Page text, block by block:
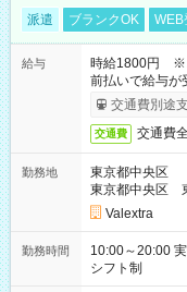
派遣 ブランクOK WEB
給与
時給1800円 ※
前払いで給与が
交通費別途
交通費 交通費
勤務地
東京都中央区
東京都中央区
Valextra
勤務時間
10:00～20:00 実働7.5時間／休憩1.5時間 営業時間に合わせた
シフト制